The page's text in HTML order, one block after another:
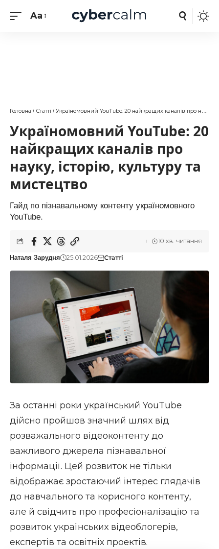
Aa
Головна / Статті / Україномовний YouTube: 20 найкращих каналів про науку, історію, культуру та мистецтво
Україномовний YouTube: 20
найкращих каналів про
науку, історію, культуру та
мистецтво
Гайд по пізнавальному контенту україномовного
YouTube.
Наталя Зарудня 25.01.2026 Статті
10 хв. читання
За останні роки український YouTube
дійсно пройшов значний шлях від
розважального відеоконтенту до
важливого джерела пізнавальної
інформації. Цей розвиток не тільки
відображає зростаючий інтерес глядачів
до навчального та корисного контенту,
але й свідчить про професіоналізацію та
розвиток українських відеоблогерів,
експертів та освітніх проектів.